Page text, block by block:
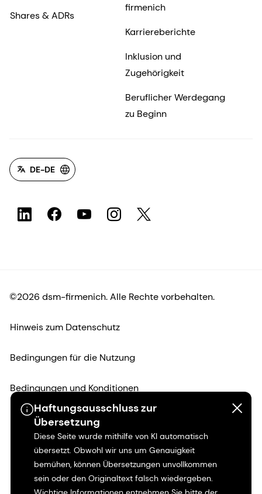
Haftungsausschluss zur
Übersetzung
Diese Seite wurde mithilfe von KI automatisch
übersetzt. Obwohl wir uns um Genauigkeit
bemühen, können Übersetzungen unvollkommen
sein oder den Originaltext falsch wiedergeben.
Shares & ADRs
firmenich
Karriereberichte
Inklusion und
Zugehörigkeit
Beruflicher Werdegang
zu Beginn
DE-DE
©2026 dsm-firmenich. Alle Rechte vorbehalten.
Hinweis zum Datenschutz
Bedingungen für die Nutzung
Bedingungen und Konditionen
Kalifornien-Transparenz
Erklärung zur Zugänglichkeit
Rechtliche Informationen